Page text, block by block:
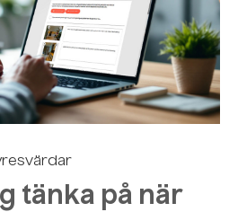
In
ett konto
tänka på när